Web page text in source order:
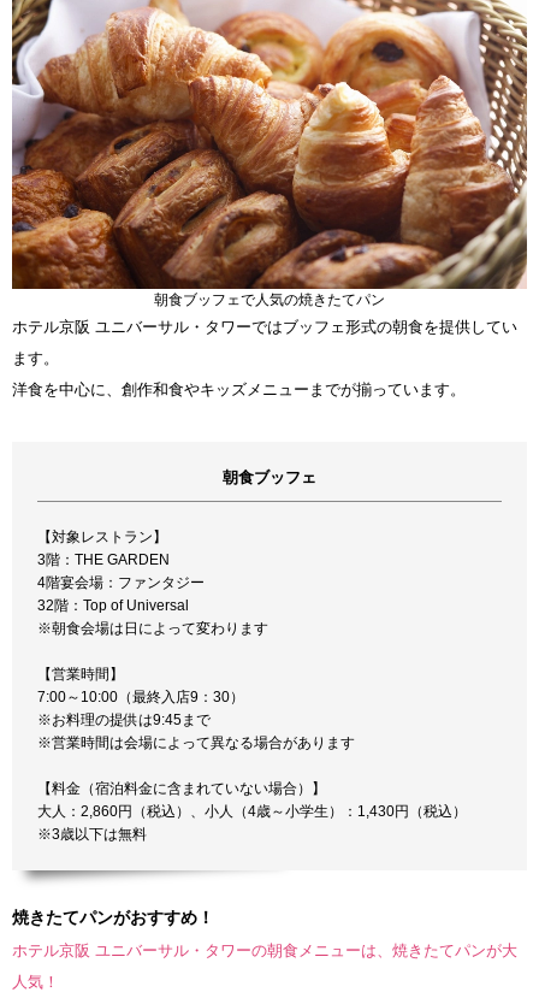
朝食ブッフェで人気の焼きたてパン
ホテル京阪 ユニバーサル・タワーではブッフェ形式の朝食を提供してい
ます。
洋食を中心に、創作和食やキッズメニューまでが揃っています。
朝食ブッフェ
【対象レストラン】
3階：THE GARDEN
4階宴会場：ファンタジー
32階：Top of Universal
※朝食会場は日によって変わります
【営業時間】
7:00～10:00（最終入店9：30）
※お料理の提供は9:45まで
※営業時間は会場によって異なる場合があります
【料金（宿泊料金に含まれていない場合）】
大人：2,860円（税込）、小人（4歳～小学生）：1,430円（税込）
※3歳以下は無料
焼きたてパンがおすすめ！
ホテル京阪 ユニバーサル・タワーの朝食メニューは、焼きたてパンが大
人気！